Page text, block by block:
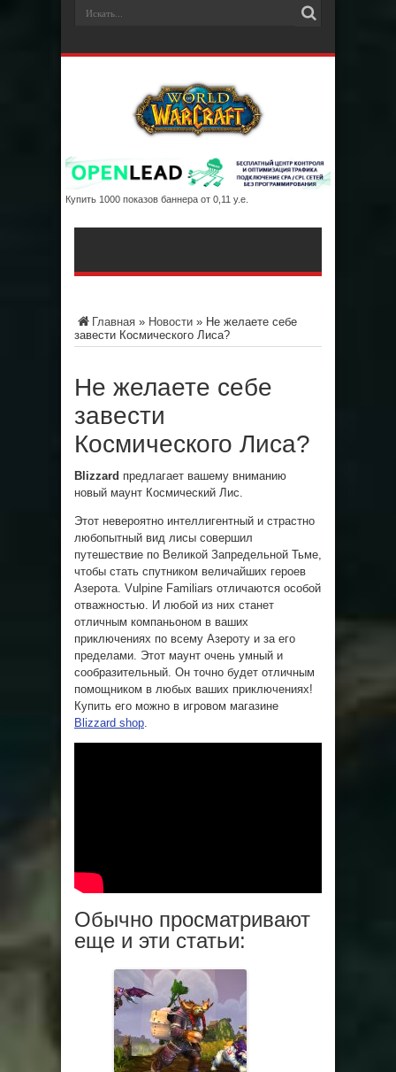
Купить 1000 показов баннера от 0,11 у.е.
Главная » Новости » Не желаете себе
завести Космического Лиса?
Не желаете себе
завести
Космического Лиса?
Blizzard предлагает вашему вниманию
новый маунт Космический Лис.
Этот невероятно интеллигентный и страстно
любопытный вид лисы совершил
путешествие по Великой Запредельной Тьме,
чтобы стать спутником величайших героев
Азерота. Vulpine Familiars отличаются особой
отважностью. И любой из них станет
отличным компаньоном в ваших
приключениях по всему Азероту и за его
пределами. Этот маунт очень умный и
сообразительный. Он точно будет отличным
помощником в любых ваших приключениях!
Купить его можно в игровом магазине
Blizzard shop.
Обычно просматривают
еще и эти статьи: